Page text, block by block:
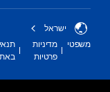
ישראל
משפטי
מדיניות
פרטיות